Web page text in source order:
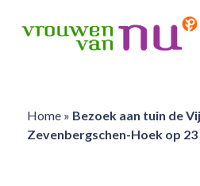
Home» Bezoek aan tuin de
Zevenbergschen-Hoek op